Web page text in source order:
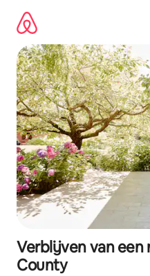
direct
naar
inhoud
Verblijven van een
County